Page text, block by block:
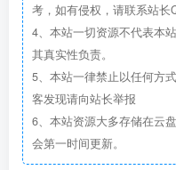
考，如有侵权，请联系站长
4、本站一切资源不代表本
其真实性负责。
5、本站一律禁止以任何方
客发现请向站长举报
6、本站资源大多存储在云
会第一时间更新。